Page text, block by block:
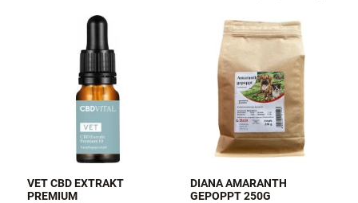
VET CBD EXTRAKT
PREMIUM
DIANA AMARANTH
GEPOPPT 250G